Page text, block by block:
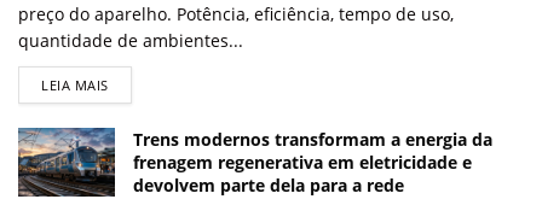
preço do aparelho. Potência, eficiência, tempo de uso,
quantidade de ambientes...
LEIA MAIS
Trens modernos transformam a energia da
frenagem regenerativa em eletricidade e
devolvem parte dela para a rede